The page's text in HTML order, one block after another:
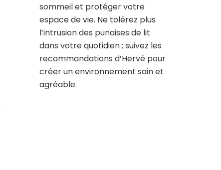
sommeil et protéger votre
espace de vie. Ne tolérez plus
l’intrusion des punaises de lit
dans votre quotidien ; suivez les
recommandations d’Hervé pour
créer un environnement sain et
agréable.